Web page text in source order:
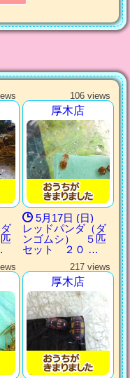
106 views
厚木店
5月17日 (日)
レッドパンダ（ダ
ンゴムシ） ５匹
セット ２０ …
217 views
厚木店